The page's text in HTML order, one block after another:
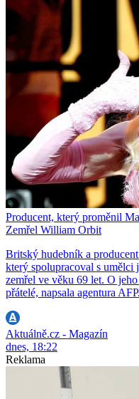
Producent, který proměnil
Zemřel William Orbit
Britský hudebník a
který spolupracoval s umělci
zemřel ve věku 69 let. O
přátelé, napsala agentura AFP.
Aktuálně.cz - Magazín
dnes, 18:22
Reklama